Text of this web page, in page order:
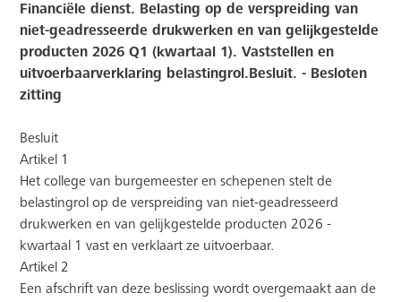
Financiële dienst. Belasting op de verspreiding van
niet-geadresseerde drukwerken en van gelijkgestelde
producten 2026 Q1 (kwartaal 1). Vaststellen en
uitvoerbaarverklaring belastingrol.Besluit. - Besloten
zitting
Besluit
Artikel 1
Het college van burgemeester en schepenen stelt de
belastingrol op de verspreiding van niet-geadresseerd
drukwerken en van gelijkgestelde producten 2026 -
kwartaal 1 vast en verklaart ze uitvoerbaar.
Artikel 2
Een afschrift van deze beslissing wordt overgemaakt aan de